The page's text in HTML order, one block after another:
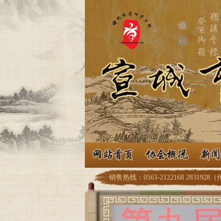
销售热线：0563-2122168 2831928（